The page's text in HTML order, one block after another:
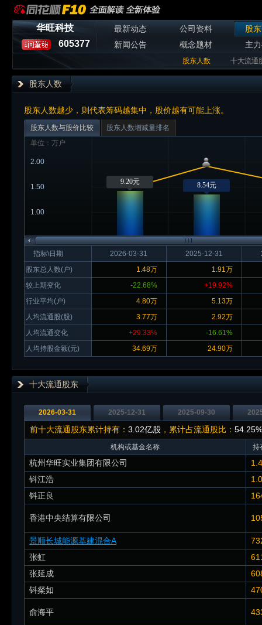
华旺科技
605377
最新动态 公司资料
股
新闻公告
概念题材 主
股东人数 十大流通
股东人数
股东人数越少，则代表筹码越集中，股价越有可能上涨。
股东人数与股价比较
股东人数增减量排名
单位：万户
1.00
1.50
2.00
9.20元 8.54元
指标\日期
股东总人数(户)
较上期变化
行业平均(户)
人均流通股(股)
人均流通变化
人均持股金额(元)
2026-03-31 2025-12-31
1.48万
1.91万
-22.68%
+19.92%
4.80万
5.13万
3.77万
2.92万
+29.33%
-16.61%
34.69万
24.90万
十大流通股东
2026-03-31 2025-12-31 2025-09-30
前十大流通股东累计持有： 3.02亿股 ，累计占流通股比： 54.25%
机构或基金名称 持
杭州华旺实业集团有限公司
钭江浩
钭正良
香港中央结算有限公司
景顺长城能源基建混合A
张虹
张延成
钭粲如
俞海平